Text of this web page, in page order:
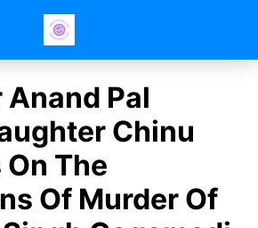
Pal
Chinu
The
Of Murder Of